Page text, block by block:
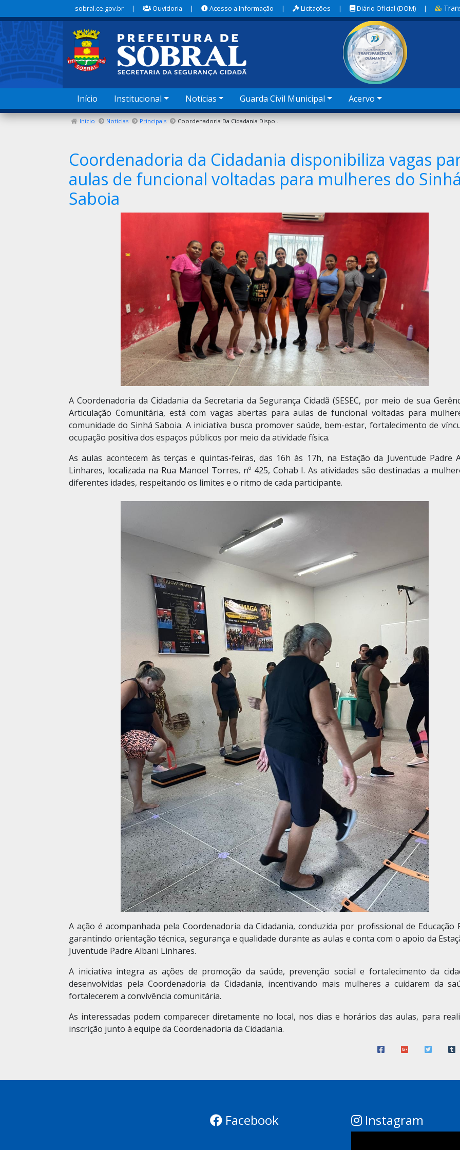
sobral.ce.gov.br | Ouvidoria | Acesso a Informação | Licitações | Diário Oficial (DOM) |
Início Institucional Notícias Guarda Civil Municipal Acervo
Início Notícias Principais Coordenadoria Da Cidadania Disponibiliza Vagas Para Aulas De Funcional Voltadas Para Mulheres Do Sinhá Saboia
Coordenadoria da Cidadania disponibiliza vagas
aulas de funcional voltadas para mulheres do Sinhá
Saboia
A Coordenadoria da Cidadania da Secretaria da Segurança Cidadã (SESEC, por meio de sua
Articulação Comunitária, está com vagas abertas para aulas de funcional voltadas para
comunidade do Sinhá Saboia. A iniciativa busca promover saúde, bem-estar, fortalecimento de
ocupação positiva dos espaços públicos por meio da atividade física.
As aulas acontecem às terças e quintas-feiras, das 16h às 17h, na Estação da Juventude Padre
Linhares, localizada na Rua Manoel Torres, nº 425, Cohab I. As atividades são destinadas a
diferentes idades, respeitando os limites e o ritmo de cada participante.
A ação é acompanhada pela Coordenadoria da Cidadania, conduzida por profissional de Educação
garantindo orientação técnica, segurança e qualidade durante as aulas e conta com o apoio da
Juventude Padre Albani Linhares.
A iniciativa integra as ações de promoção da saúde, prevenção social e fortalecimento da
desenvolvidas pela Coordenadoria da Cidadania, incentivando mais mulheres a cuidarem da
fortalecerem a convivência comunitária.
As interessadas podem comparecer diretamente no local, nos dias e horários das aulas, para
inscrição junto à equipe da Coordenadoria da Cidadania.
Facebook Instagram